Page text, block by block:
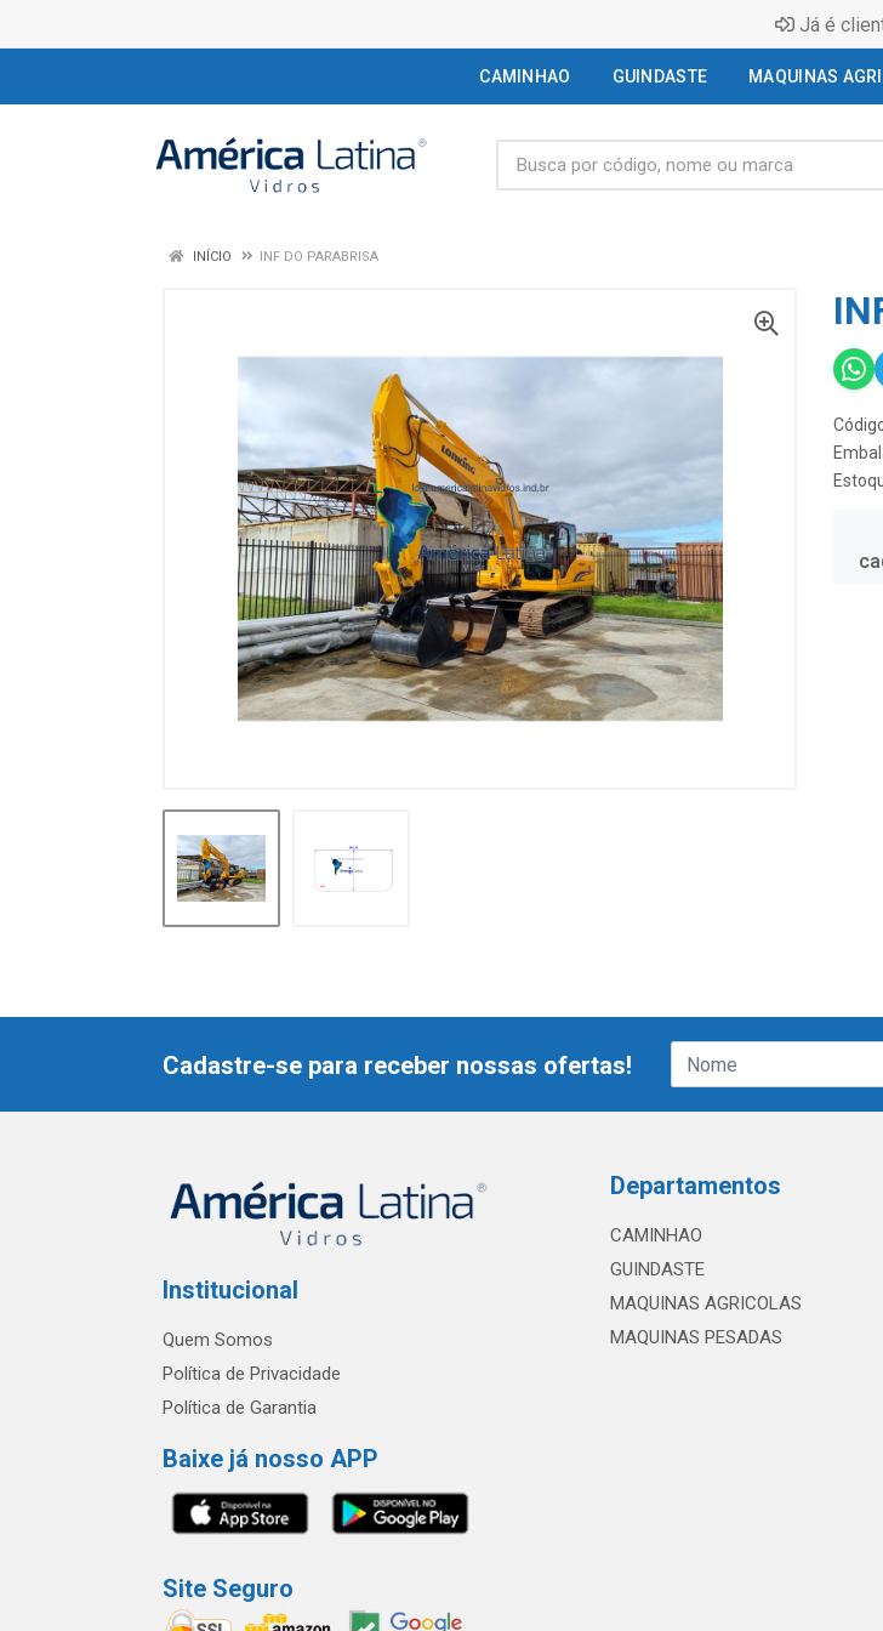
Já é
CAMINHAO GUINDASTE MAQUINAS
INÍCIO INF DO PARABRISA
Cadastre-se para receber nossas ofertas!
Institucional
Quem Somos
Política de Privacidade
Política de Garantia
Baixe já nosso APP
Site Seguro
Departamentos
CAMINHAO
GUINDASTE
MAQUINAS AGRICOLAS
MAQUINAS PESADAS